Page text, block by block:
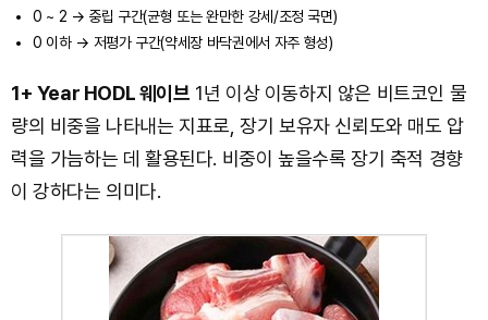
0 ~ 2 → 중립 구간(균형 또는 완만한 강세/조정 국면)
0 이하 → 저평가 구간(약세장 바닥권에서 자주 형성)
1+ Year HODL 웨이브 1년 이상 이동하지 않은 비트코인 물
량의 비중을 나타내는 지표로, 장기 보유자 신뢰도와 매도 압
력을 가늠하는 데 활용된다. 비중이 높을수록 장기 축적 경향
이 강하다는 의미다.